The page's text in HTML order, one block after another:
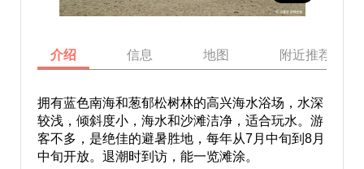
介绍 信息 地图 附近推荐景点
拥有蓝色南海和葱郁松树林的高兴海水浴场，水深
较浅，倾斜度小，海水和沙滩洁净，适合玩水。游
客不多，是绝佳的避暑胜地，每年从7月中旬到8月
中旬开放。退潮时到访，能一览滩涂。